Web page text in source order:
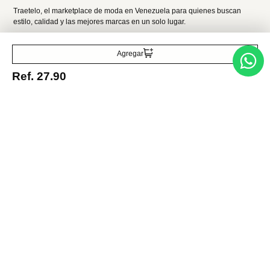
Agregar
Ref. 27.90
Acepto la política de tratamiento de datos personales Suscribirse
Acerca de nosotros